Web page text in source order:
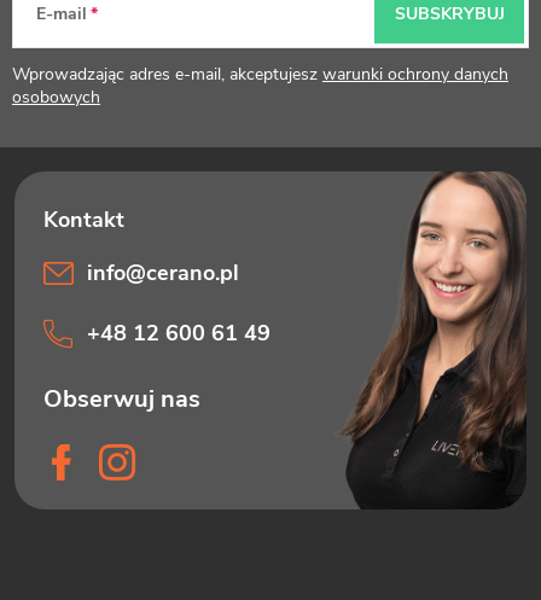
k
a
E-mail
Wprowadzając adres e-mail, akceptujesz warunki ochrony danych
osobowych
SUBSKRYBUJ
info@cerano.pl
+48 12 600 61 49